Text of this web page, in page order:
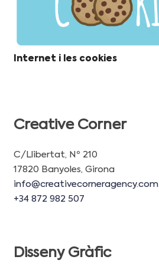
Internet i les cookies
Creative Corner
C/Llibertat, Nº 210
17820 Banyoles, Girona
info@creativecorneragency.com
+34 872 982 507
Disseny Gràfic